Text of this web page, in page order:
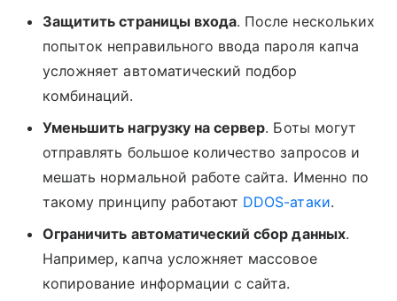
Защитить страницы входа. После нескольких
попыток неправильного ввода пароля капча
усложняет автоматический подбор
комбинаций.
Уменьшить нагрузку на сервер. Боты могут
отправлять большое количество запросов и
мешать нормальной работе сайта. Именно по
такому принципу работают DDOS-атаки.
Ограничить автоматический сбор данных.
Например, капча усложняет массовое
копирование информации с сайта.